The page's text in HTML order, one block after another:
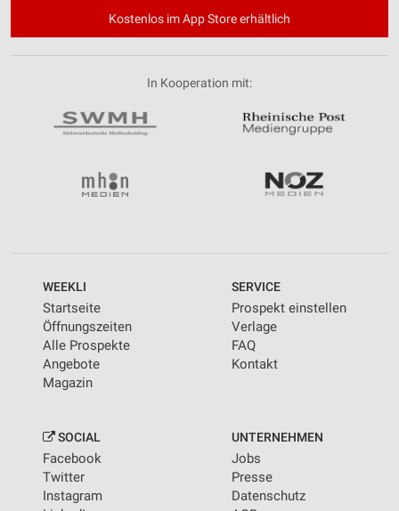
Kostenlos im App Store erhältlich
In Kooperation mit:
WEEKLI
Startseite
Öffnungszeiten
Alle Prospekte
Angebote
Magazin
SERVICE
Prospekt einstellen
Verlage
FAQ
Kontakt
SOCIAL
Facebook
Twitter
Instagram
UNTERNEHMEN
Jobs
Presse
Datenschutz